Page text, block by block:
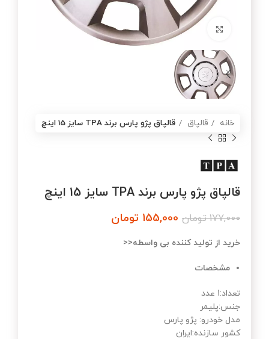
برای بزرگنمایی کلیک کنید
خانه قالپاق قالپاق پژو پارس برند TPA سایز 15 اینچ
قالپاق پژو پارس برند TPA سایز 15 اینچ
177,000 تومان 155,000 تومان
خرید از تولید کننده بی واسطه<<
مشخصات
تعداد:1 عدد
جنس:پلیمر
مدل خودرو: پژو پارس
کشور سازنده:ایران